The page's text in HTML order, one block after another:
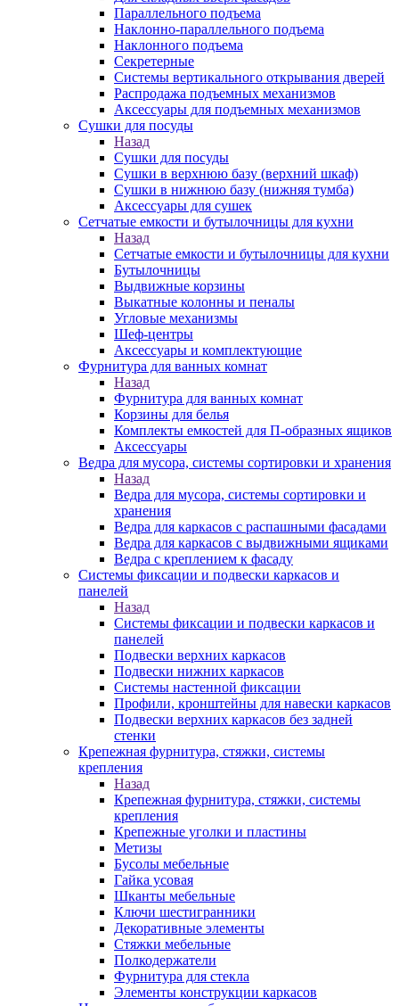
Параллельного подъема
Наклонно-параллельного подъема
Наклонного подъема
Секретерные
Системы вертикального открывания дверей
Распродажа подъемных механизмов
Аксессуары для подъемных механизмов
Сушки для посуды
Назад
Сушки для посуды
Сушки в верхнюю базу (верхний шкаф)
Сушки в нижнюю базу (нижняя тумба)
Аксессуары для сушек
Сетчатые емкости и бутылочницы для кухни
Назад
Сетчатые емкости и бутылочницы для кухни
Бутылочницы
Выдвижные корзины
Выкатные колонны и пеналы
Угловые механизмы
Шеф-центры
Аксессуары и комплектующие
Фурнитура для ванных комнат
Назад
Фурнитура для ванных комнат
Корзины для белья
Комплекты емкостей для П-образных ящиков
Аксессуары
Ведра для мусора, системы сортировки и хранения
Назад
Ведра для мусора, системы сортировки и
хранения
Ведра для каркасов с распашными фасадами
Ведра для каркасов с выдвижными ящиками
Ведра с креплением к фасаду
Системы фиксации и подвески каркасов и
панелей
Назад
Системы фиксации и подвески каркасов и
панелей
Подвески верхних каркасов
Подвески нижних каркасов
Системы настенной фиксации
Профили, кронштейны для навески каркасов
Подвески верхних каркасов без задней
стенки
Крепежная фурнитура, стяжки, системы
крепления
Назад
Крепежная фурнитура, стяжки, системы
крепления
Крепежные уголки и пластины
Метизы
Бусолы мебельные
Гайка усовая
Шканты мебельные
Ключи шестигранники
Декоративные элементы
Стяжки мебельные
Полкодержатели
Фурнитура для стекла
Элементы конструкции каркасов